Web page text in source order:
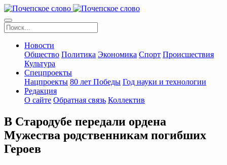
Новости
Общество Политика Экономика Спорт Происшествия
Культура
Спецпроекты
Нацпроекты 80 лет Победы Год науки и технологии
Редакция
О сайте Обратная связь Коллектив
В Стародубе передали ордена
Мужества родственникам погибших
Героев